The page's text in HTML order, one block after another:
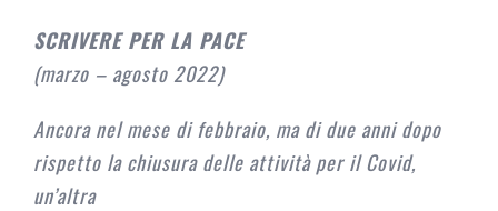
SCRIVERE PER LA PACE
(marzo – agosto 2022)
Ancora nel mese di febbraio, ma di due anni dopo
rispetto la chiusura delle attività per il Covid,
un’altra